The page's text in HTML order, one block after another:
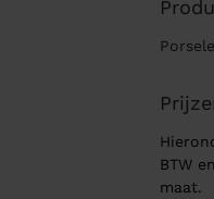
BTW
maat.